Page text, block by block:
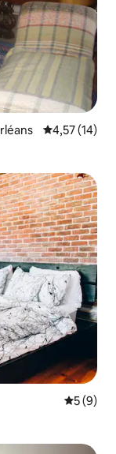
4,57 (14)
5 (9)